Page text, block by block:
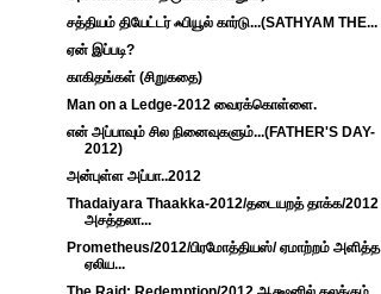
சத்தியம் தியேட்டர் ஃபியூல் கார்டு...(SATHYAM THE...
ஏன் இப்படி?
காகிதங்கள் (சிறுகதை)
Man on a Ledge-2012 வைரக்கொள்ளை.
என் அப்பாவும் சில நினைவுகளும்...(FATHER'S DAY-
2012)
அன்புள்ள அப்பா..2012
Thadaiyara Thaakka-2012/தடையறத் தாக்க/2012
அசத்தலா...
Prometheus/2012/பிரமோத்தியஸ்/ ஏமாற்றம் அளித்த
ஏலிய...